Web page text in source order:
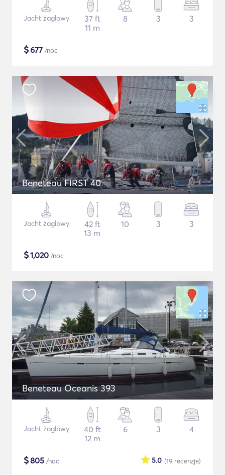
Jacht żaglowy
37 ft
11 m
8 3 3
$677 /noc
Beneteau FIRST 40
Jacht żaglowy
42 ft
13 m
10 3 3
$1,020 /noc
Beneteau Oceanis 393
Jacht żaglowy
40 ft
12 m
6 3 4
$805 /noc (19 recenzje)
5.0